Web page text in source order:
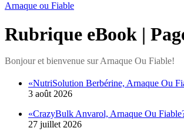
Arnaque ou Fiable
Rubrique eBook |
«NutriSolution Berbérine, Arnaque Ou
«CrazyBulk Anvarol, Arnaque Ou
«NutriSolution Créatine Monohydrate,